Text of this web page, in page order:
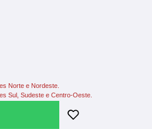
Norte e Nordeste.
Sul, Sudeste e Centro-Oeste.